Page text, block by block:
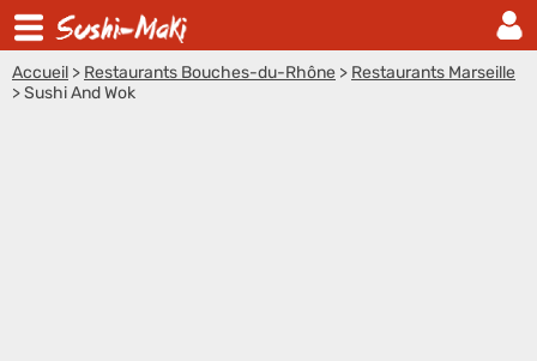
Accueil > Restaurants Bouches-du-Rhône > Restaurants Marseille
>Sushi And Wok